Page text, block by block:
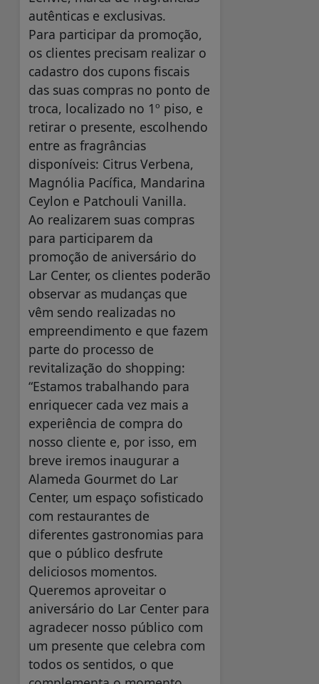
autênticas e exclusivas.
Para participar da promoção,
os clientes precisam realizar o
cadastro dos cupons fiscais
das suas compras no ponto de
troca, localizado no 1º piso, e
retirar o presente, escolhendo
entre as fragrâncias
disponíveis: Citrus Verbena,
Magnólia Pacífica, Mandarina
Ceylon e Patchouli Vanilla.
Ao realizarem suas compras
para participarem da
promoção de aniversário do
Lar Center, os clientes poderão
observar as mudanças que
vêm sendo realizadas no
empreendimento e que fazem
parte do processo de
revitalização do shopping:
“Estamos trabalhando para
enriquecer cada vez mais a
experiência de compra do
nosso cliente e, por isso, em
breve iremos inaugurar a
Alameda Gourmet do Lar
Center, um espaço sofisticado
com restaurantes de
diferentes gastronomias para
que o público desfrute
deliciosos momentos.
Queremos aproveitar o
aniversário do Lar Center para
agradecer nosso público com
um presente que celebra com
todos os sentidos, o que